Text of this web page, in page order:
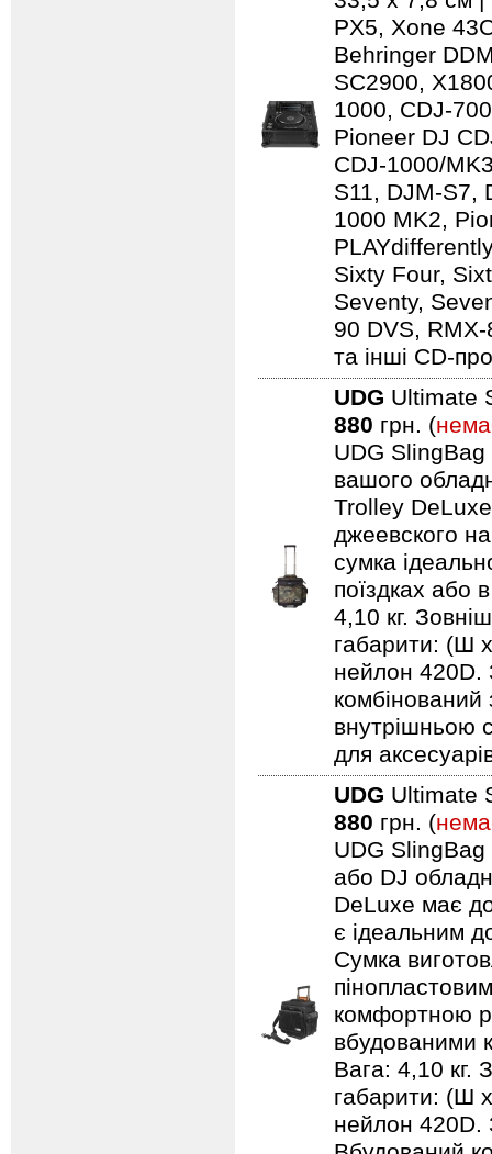
PX5, Xone
Behringer
SC2900,
1000, CDJ-
Pioneer DJ
CDJ-1000/
S11, DJM-S7,
1000 MK2,
Sixty Four,
Seventy,
90 DVS,
та інші CD-
UDG Ultimate
880 грн. (
UDG SlingBag
вашого
Trolley DeLuxe
джеевского
сумка
поїздках або
4,10 кг.
габарити: (Ш
нейлон 420D.
внутрішньою
для
UDG Ultimate
880 грн. (
UDG
або DJ
DeLuxe має
є ідеальним
Сумка
комфортною
вбудованими
Вага: 4,10 кг.
габарити: (Ш
нейлон 420D.